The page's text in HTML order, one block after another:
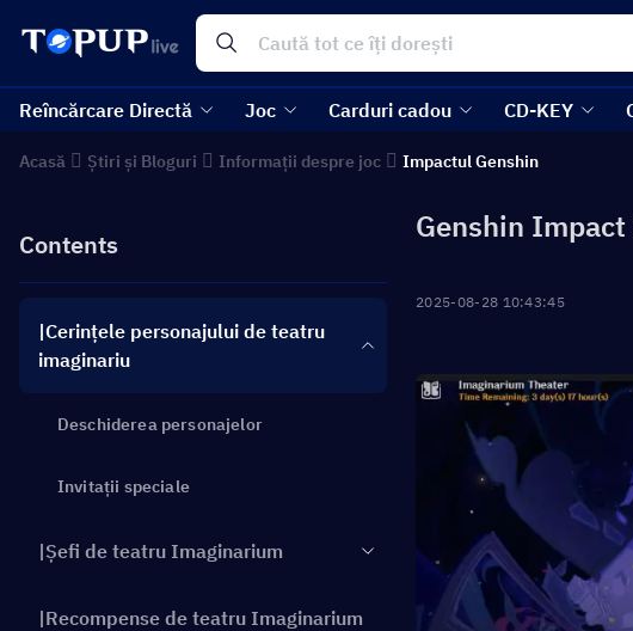
Reîncărcare Directă Joc Carduri cadou CD-KEY
Acasă Știri și Bloguri Informații despre joc Impactul Genshin
Contents
|Cerințele personajului de teatru
imaginariu
Deschiderea personajelor
Invitații speciale
|Șefi de teatru Imaginarium
|Recompense de teatru Imaginarium
Genshin
2025-08-28 10:43:45